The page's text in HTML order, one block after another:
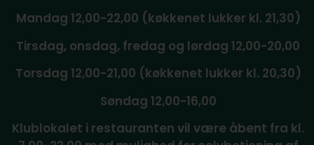
Mandag 12,00-22,00 (køkkenet lukker kl. 21,30)
Tirsdag, onsdag, fredag og lørdag 12,00-20,00
Torsdag 12,00-21,00 (køkkenet lukker kl. 20,30)
Søndag 12,00-16,00
Klublokalet i restauranten vil være åbent fra kl.